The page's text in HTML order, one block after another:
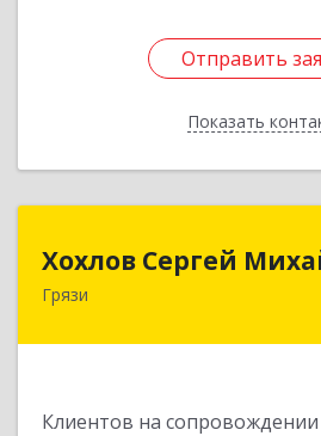
Отправить
Показать
Отправить
Назад
Хохлов Сергей
Грязи
Клиентов на сопровождении
Хохлов